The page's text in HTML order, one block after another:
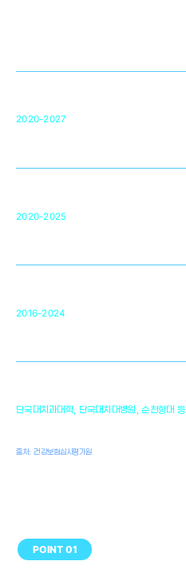
2020-2027
2020-2025
2016-2024
단국대치과대학, 단국대치대병원, 순천향대 등
출처: 건강보험심사평가원
POINT 01